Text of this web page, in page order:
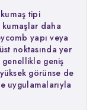
tipi
daha
yapı veya
noktasında yer
geniş
görünse de
uygulamalarıyla